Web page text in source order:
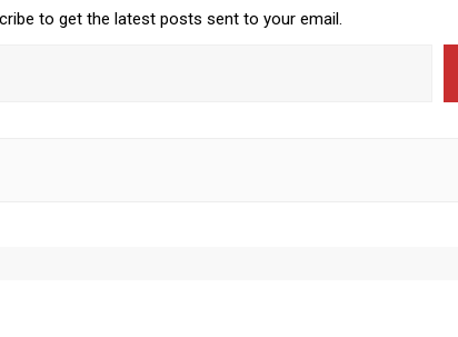
to get the latest posts sent to your email.